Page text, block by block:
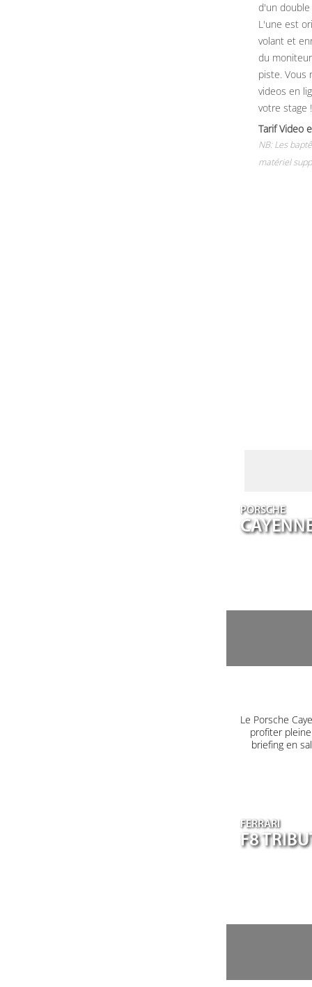
d'un
L'une est
volant et
du
piste. Vous
videos en
votre stage !
Tarif Video
NB: Les
matériel
PORSCHE
Le Porsche
profiter
briefing en
FERRARI
F8